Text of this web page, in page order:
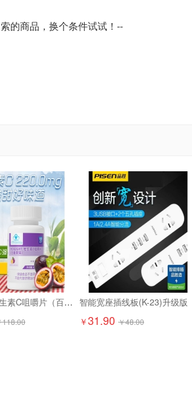
的商品，换个条件试试！--
康源晨光维生素C咀嚼片（百香果味两瓶装）
118.00
智能宽座插线板(K-23)升级版
￥31.90 ￥48.00